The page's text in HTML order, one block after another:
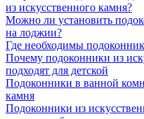
из искусственного камня?
Можно ли установить
на лоджии?
Где необходимы
Почему подоконники из
подходят для детской
Подоконники в ванной
камня
Подоконники из